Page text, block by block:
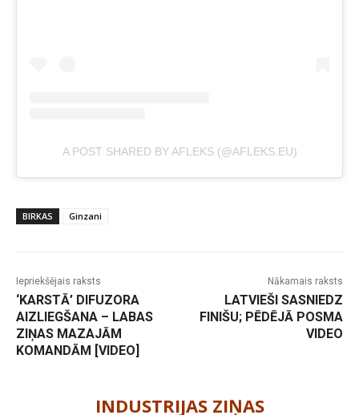
A POST SHARED BY AFLEKS (@AFLEKS.EU)
BIRKAS Ginzani
Iepriekšējais raksts
‘KARSTĀ’ DIFUZORA
AIZLIEGŠANA – LABAS
ZIŅAS MAZAJĀM
KOMANDĀM [VIDEO]
Nākamais raksts
LATVIEŠI SASNIEDZ
FINIŠU; PĒDĒJĀ POSMA
VIDEO
INDUSTRIJAS ZIŅAS